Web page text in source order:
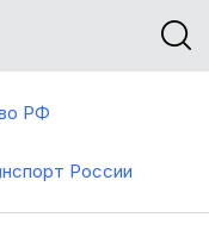
РФ
России